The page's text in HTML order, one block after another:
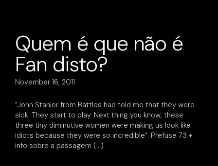
Quem é que não é
Fan disto?
November 16, 2011
‎”John Stanier from Battles had told me that they were
sick. They start to play. Next thing you know, these
three tiny diminutive women were making us look like
idiots because they were so incredible”. Prefuse 73 +
info sobre a passagem